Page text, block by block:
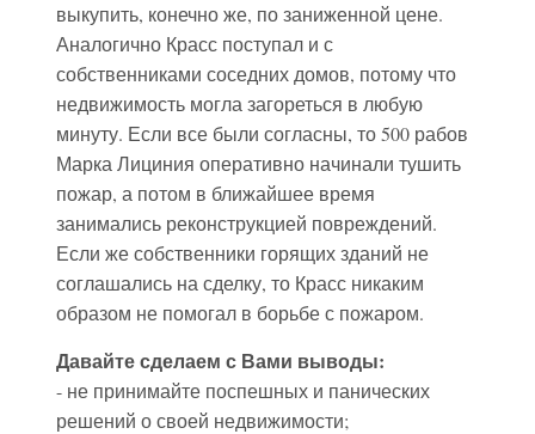
выкупить, конечно же, по заниженной цене.
Аналогично Красс поступал и с
собственниками соседних домов, потому что
недвижимость могла загореться в любую
минуту. Если все были согласны, то 500 рабов
Марка Лициния оперативно начинали тушить
пожар, а потом в ближайшее время
занимались реконструкцией повреждений.
Если же собственники горящих зданий не
соглашались на сделку, то Красс никаким
образом не помогал в борьбе с пожаром.
Давайте сделаем с Вами выводы:
- не принимайте поспешных и панических
решений о своей недвижимости;